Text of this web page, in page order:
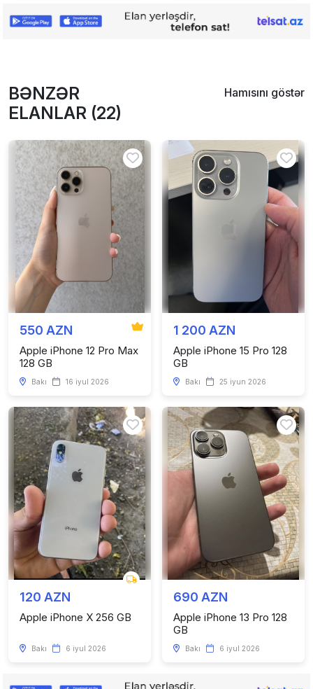
BƏNZƏR
ELANLAR (22)
Hamısını göstər
550 AZN
Apple iPhone 12 Pro Max
128 GB
Bakı 16 iyul 2026
1 200 AZN
Apple iPhone 15 Pro 128
GB
Bakı 25 iyun 2026
120 AZN
Apple iPhone X 256 GB
Bakı 6 iyul 2026
690 AZN
Apple iPhone 13 Pro 128
GB
Bakı 6 iyul 2026